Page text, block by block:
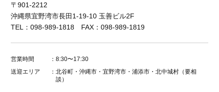
〒901-2212
沖縄県宜野湾市長田1-19-10 玉善ビル2F
TEL：098-989-1818 FAX：098-989-1819
営業時間 ：8:30〜17:30
送迎エリア
：北谷町・沖縄市・宜野湾市・浦添市・北中城村（要相
談）